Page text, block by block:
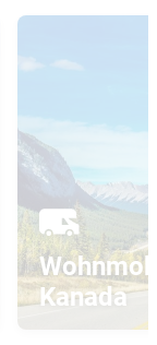
Kanada